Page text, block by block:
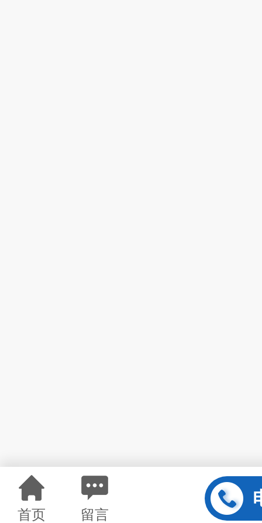
首页 留言